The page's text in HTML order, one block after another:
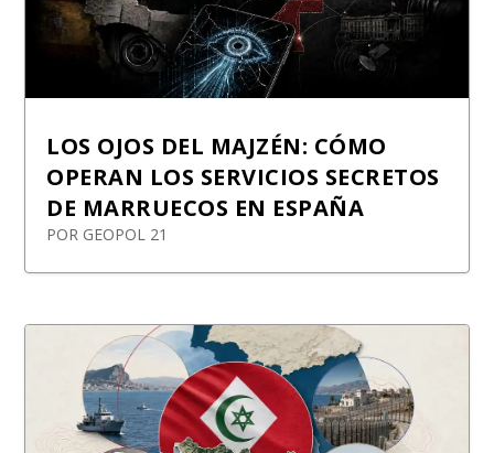
LOS OJOS DEL MAJZÉN: CÓMO
OPERAN LOS SERVICIOS SECRETOS
DE MARRUECOS EN ESPAÑA
POR GEOPOL 21